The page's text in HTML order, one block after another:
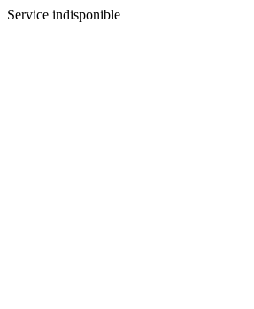
Service indisponible